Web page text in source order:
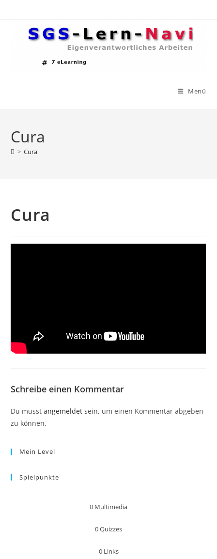
Menü
Cura
> Cura
Cura
Schreibe einen Kommentar
Du musstangemeldet sein, um einen Kommentar abgeben
zu können.
Mein Level
Spielpunkte
0 Multimedia
0Quizzes
0 Links